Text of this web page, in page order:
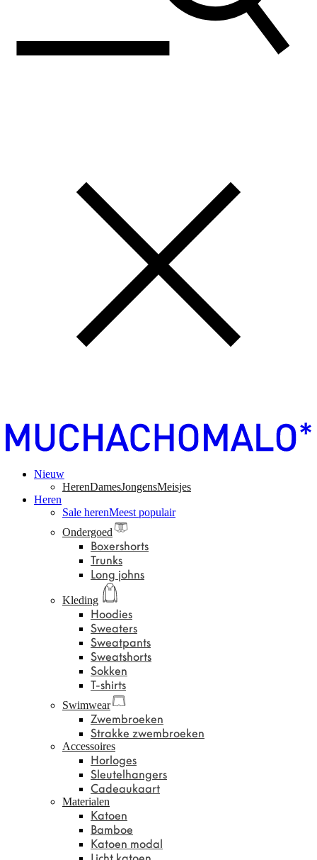
Nieuw
HerenDamesJongensMeisjes
Heren
Sale herenMeest populair
Ondergoed
Boxershorts
Trunks
Long johns
Kleding
Hoodies
Sweaters
Sweatpants
Sweatshorts
Sokken
T-shirts
Swimwear
Zwembroeken
Strakke zwembroeken
Accessoires
Horloges
Sleutelhangers
Cadeaukaart
Materialen
Katoen
Bamboe
Katoen modal